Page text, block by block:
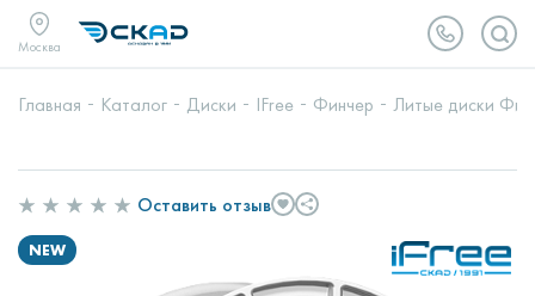
Москва
Главная Каталог Диски IFree Финчер Литые диски
Оставить отзыв
NEW